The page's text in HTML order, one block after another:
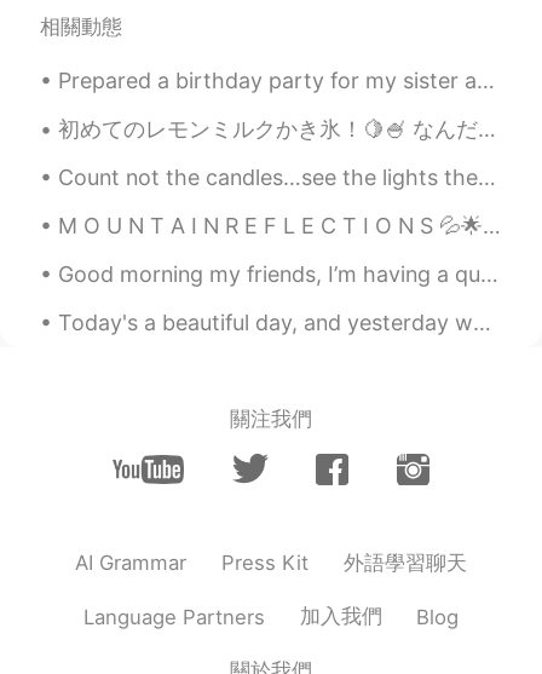
いか、というときに使うけど英語ではどん
な言い方になる？Like, I can’t believe my
eyes？ 「耳をうたがう」とも言うよ。これ
は聞いたことが信じられない時とかに使う
😉
Iris 2020.08.17 08:19
なるほど😲。 教えてくださりありがとうご
ざいます😊。 まずは、とても簡単なテリー
ヌから作ってみたいと思います😋。 I see😲
Thank you for telling me😊. First, I want
to make it from a very easy terrine😋..
@IrisTerrine can be easy or difficult. 😌
But once made, it’s quick and easy to
ernest 2020.08.17 05:57
@奈.教えてくれてありがとう😊その漢字
はどうやって読める？
相關動態
Prepared a birthday party for my sister and her friends at home. Long day and very tiring prepari...
初めてのレモンミルクかき氷！🍋🍧 なんだかいつも抹茶にしてしまうから、フルーティな味にするのが初めて！笑 意外と美味しくて、ちょっとレモンジェラートに似てるかな？ 次かき氷頼む時に、イチゴ...
Count not the candles…see the lights they give. Count not the years, but the life you live. Wishi...
M O U N T A I N R E F L E C T I O N S 💦🌟🎶 Do you also like seeing mirror images of mountains ...
Good morning my friends, I’m having a quick break at the moment, so I thought I would share a few...
Today's a beautiful day, and yesterday was a beautiful day, so that means it's a great life! A w...
關注我們
AI Grammar Press Kit 外語學習聊天
Language Partners 加入我們 Blog